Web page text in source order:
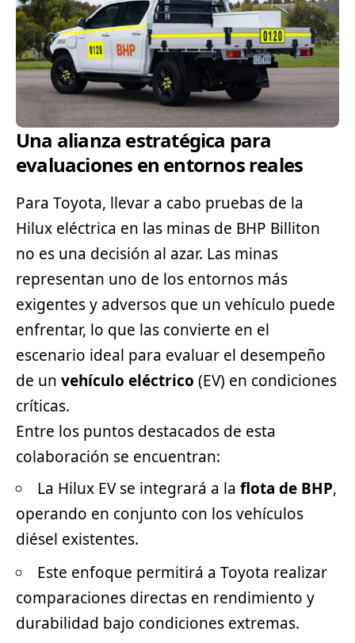
Una alianza estratégica para
evaluaciones en entornos reales
Para Toyota, llevar a cabo pruebas de la
Hilux eléctrica en las minas de BHP Billiton
no es una decisión al azar. Las minas
representan uno de los entornos más
exigentes y adversos que un vehículo puede
enfrentar, lo que las convierte en el
escenario ideal para evaluar el desempeño
de un vehículo eléctrico (EV) en condiciones
críticas.
Entre los puntos destacados de esta
colaboración se encuentran:
La Hilux EV se integrará a la flota de BHP,
operando en conjunto con los vehículos
diésel existentes.
Este enfoque permitirá a Toyota realizar
comparaciones directas en rendimiento y
durabilidad bajo condiciones extremas.